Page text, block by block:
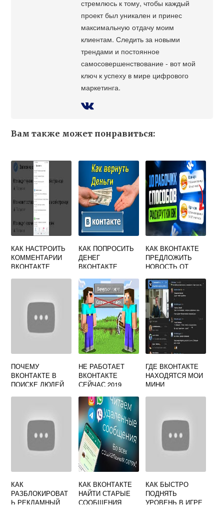
стремлюсь к тому, чтобы каждый
проект был уникален и принес
максимальную отдачу моим
клиентам. Следить за новыми
трендами и постоянное
самосовершенствование - вот мой
ключ к успеху в мире цифрового
маркетинга.
Вам также может понравиться:
КАК НАСТРОИТЬ
КОММЕНТАРИИ
ВКОНТАКТЕ
КАК ПОПРОСИТЬ
ДЕНЕГ
ВКОНТАКТЕ
КАК ВКОНТАКТЕ
ПРЕДЛОЖИТЬ
НОВОСТЬ ОТ
СООБЩЕСТВА
ПОЧЕМУ
ВКОНТАКТЕ В
ПОИСКЕ ЛЮДЕЙ
НЕ РАБОТАЕТ
ВКОНТАКТЕ
СЕЙЧАС 2019
ГДЕ ВКОНТАКТЕ
НАХОДЯТСЯ МОИ
МИНИ
КАК
РАЗБЛОКИРОВАТ
Ь РЕКЛАМНЫЙ
КАК ВКОНТАКТЕ
НАЙТИ СТАРЫЕ
СООБЩЕНИЯ
КАК БЫСТРО
ПОДНЯТЬ
УРОВЕНЬ В ИГРЕ